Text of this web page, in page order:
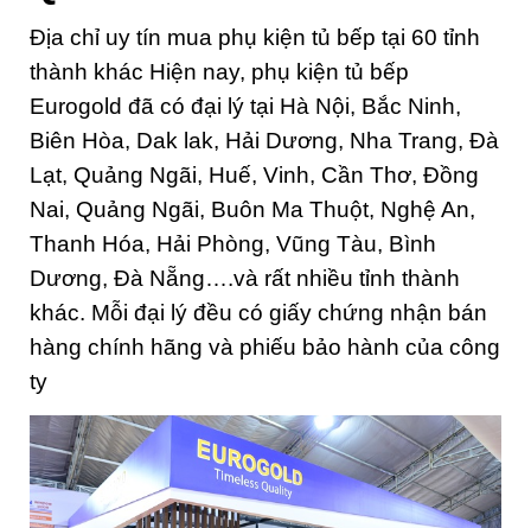
Địa chỉ uy tín mua phụ kiện tủ bếp tại 60 tỉnh
thành khác Hiện nay, phụ kiện tủ bếp
Eurogold đã có đại lý tại Hà Nội, Bắc Ninh,
Biên Hòa, Dak lak, Hải Dương, Nha Trang, Đà
Lạt, Quảng Ngãi, Huế, Vinh, Cần Thơ, Đồng
Nai, Quảng Ngãi, Buôn Ma Thuột, Nghệ An,
Thanh Hóa, Hải Phòng, Vũng Tàu, Bình
Dương, Đà Nẵng….và rất nhiều tỉnh thành
khác. Mỗi đại lý đều có giấy chứng nhận bán
hàng chính hãng và phiếu bảo hành của công
ty